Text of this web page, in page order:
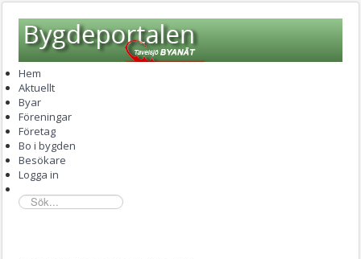
Hem
Aktuellt
Byar
Föreningar
Företag
Bo i bygden
Besökare
Logga in
sök...